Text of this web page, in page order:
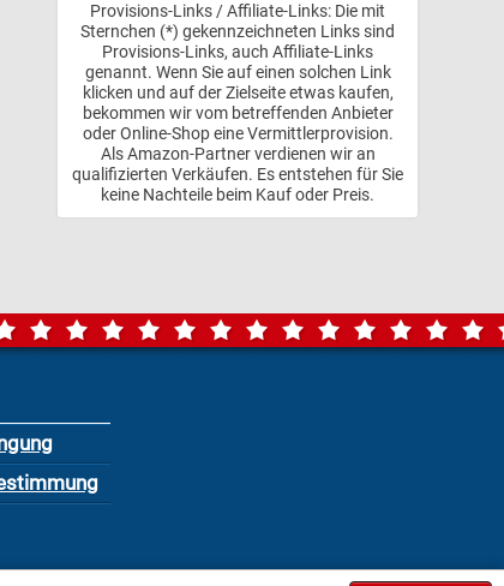
Provisions-Links / Affiliate-Links: Die mit
Sternchen (*) gekennzeichneten Links sind
Provisions-Links, auch Affiliate-Links
genannt. Wenn Sie auf einen solchen Link
klicken und auf der Zielseite etwas kaufen,
bekommen wir vom betreffenden Anbieter
oder Online-Shop eine Vermittlerprovision.
Als Amazon-Partner verdienen wir an
qualifizierten Verkäufen. Es entstehen für Sie
keine Nachteile beim Kauf oder Preis.